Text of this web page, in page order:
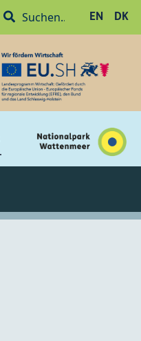
EN DK